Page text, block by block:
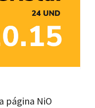
página NiO